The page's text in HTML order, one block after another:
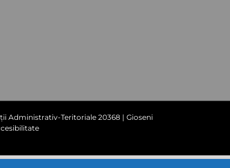
Administrativ-Teritoriale 20368 | Gioseni